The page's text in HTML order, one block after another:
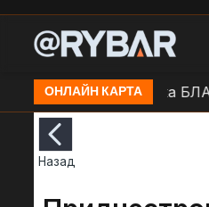
ОНЛАЙН КАРТА
Очаков Атака БЛА
Назад